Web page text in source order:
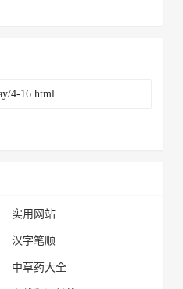
实用网站
汉字笔顺
中草药大全